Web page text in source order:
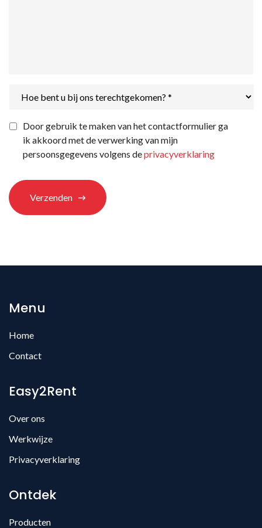
bent
bij
ons
terechtgekomen?
Privacyverklaring *
Door gebruik te maken van het contactformulier ga
ik akkoord met de verwerking van mijn
persoonsgegevens volgens deprivacyverklaring
Verzenden
Menu
Home
Contact
Easy2Rent
Over ons
Werkwijze
Privacyverklaring
Ontdek
Producten